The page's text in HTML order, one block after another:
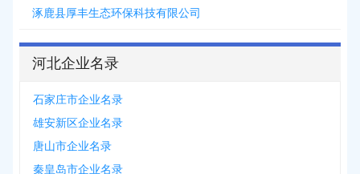
涿鹿县厚丰生态环保科技有限公司
河北企业名录
石家庄市企业名录
雄安新区企业名录
唐山市企业名录
秦皇岛市企业名录